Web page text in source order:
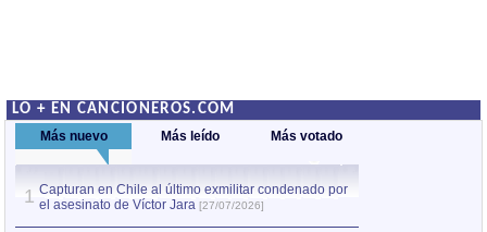
LO + EN CANCIONEROS.COM
Más nuevo Más leído Más votado
1 Capturan en Chile al último exmilitar condenado por
el asesinato de Víctor Jara [27/07/2026]